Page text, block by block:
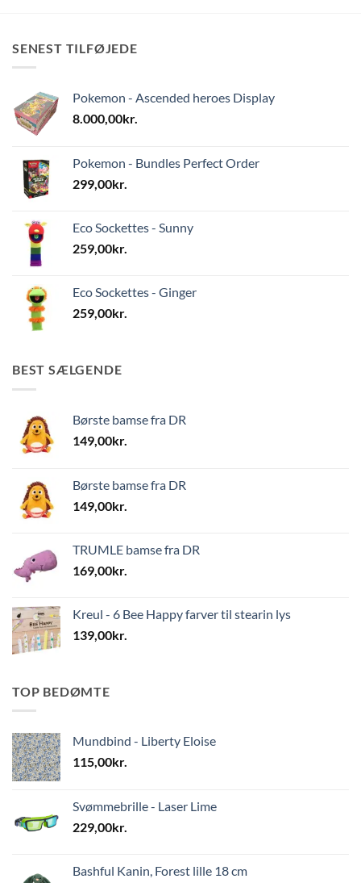
Mulighederne
på
varesiden
på
SENEST TILFØJEDE
Pokemon - Ascended heroes Display
8.000,00kr.
Pokemon - Bundles Perfect Order
299,00kr.
Eco Sockettes - Sunny
259,00kr.
Eco Sockettes - Ginger
259,00kr.
BEST SÆLGENDE
Børste bamse fra DR
149,00kr.
Børste bamse fra DR
149,00kr.
TRUMLE bamse fra DR
169,00kr.
Kreul - 6 Bee Happy farver til stearin lys
139,00kr.
TOP BEDØMTE
Mundbind - Liberty Eloise
115,00kr.
Svømmebrille - Laser Lime
229,00kr.
Bashful Kanin, Forest lille 18 cm